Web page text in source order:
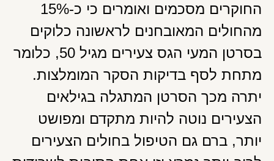
החוקרים מסכמים ואומרים כי כ-15%
מהחולים המאובחנים לראשונה כלוקים
בסרטן המעי הגס צעירים מגיל 50, כלומר
מתחת לסף בדיקות הסקר המומלצות.
יתרה מכך הסרטן המתגלה בגילאים
הצעירים נוטה להיות מתקדם ומפושט
יותר, ברם גם הטיפול בחולים הצעירים